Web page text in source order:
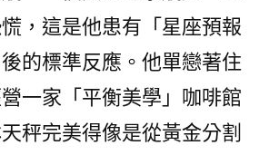
，這是他患有「星座預報
的標準反應。他單戀著住
一家「平衡美學」咖啡館
秤完美得像是從黃金分割